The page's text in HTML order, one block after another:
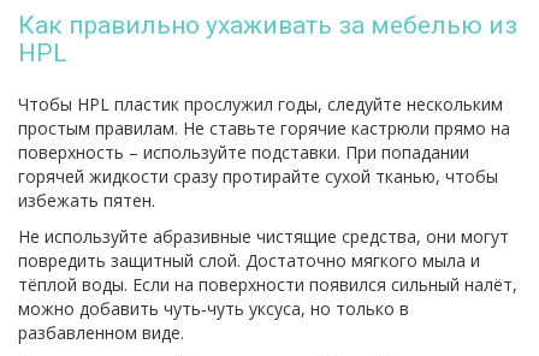
Как правильно ухаживать за мебелью из
HPL
Чтобы HPL пластик прослужил годы, следуйте нескольким
простым правилам. Не ставьте горячие кастрюли прямо на
поверхность – используйте подставки. При попадании
горячей жидкости сразу протирайте сухой тканью, чтобы
избежать пятен.
Не используйте абразивные чистящие средства, они могут
повредить защитный слой. Достаточно мягкого мыла и
тёплой воды. Если на поверхности появился сильный налёт,
можно добавить чуть‑чуть уксуса, но только в
разбавленном виде.